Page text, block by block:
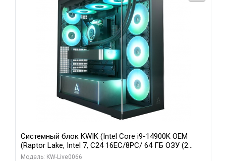
Системный блок KWIK (Intel Core i9-14900K OEM
(Raptor Lake, Intel 7, C24 16EC/8PC/ 64 ГБ ОЗУ (2
модуля)/ Gigabyte RTX5080 XTREME WATERFORCE
Модель: KW-Live0066